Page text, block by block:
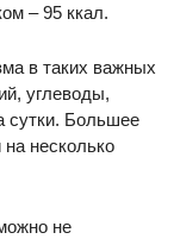
– 95 ккал.
в таких важных
углеводы,
сутки. Большее
несколько
не